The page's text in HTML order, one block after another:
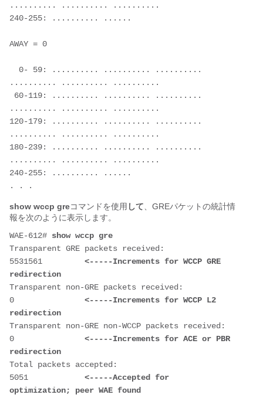
.......... .......... ..........
240-255: .......... ......
AWAY = 0
.......... .......... ..........
.......... .......... ..........
120-179: .......... .......... ..........
.......... .......... ..........
180-239: .......... .......... ..........
.......... .......... ..........
240-255: .......... ......
show wccp greコマンドを使用 して 、GREパケットの統計情
報を次のように表示します。
WAE-612# show wccp gre
Transparent GRE packets received:
5531561 <-----Increments for WCCP GRE
redirection
Transparent non-GRE packets received:
0 <-----Increments for WCCP L2
redirection
Transparent non-GRE non-WCCP packets received:
0 <-----Increments for ACE or PBR
redirection
Total packets accepted:
5051 <-----Accepted for
optimization; peer WAE found